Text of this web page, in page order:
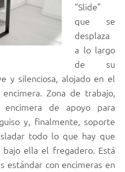
“Slide”
que se
desplaza
a lo largo
de su
y silenciosa, alojado en el
Zona de trabajo,
encimera de apoyo para
y, finalmente, soporte
todo lo que hay que
ella el fregadero. Está
estándar con encimeras en